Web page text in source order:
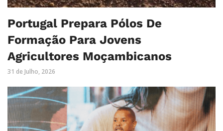
Portugal Prepara Pólos De
Formação Para Jovens
Agricultores Moçambicanos
31 de Julho, 2026